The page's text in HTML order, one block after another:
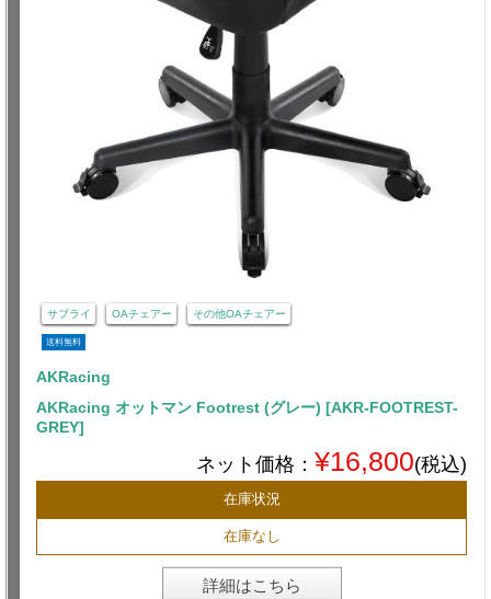
サプライ OAチェアー その他OAチェアー
送料無料
AKRacing
AKRacing オットマン Footrest (グレー) [AKR-FOOTREST-
GREY]
ネット価格： ¥16,800(税込)
在庫状況
在庫なし
詳細はこちら